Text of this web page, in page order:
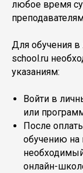
любое время
Для обучения в
school.ru
указаниям:
Войти в
или
После
обучению на
онлайн-